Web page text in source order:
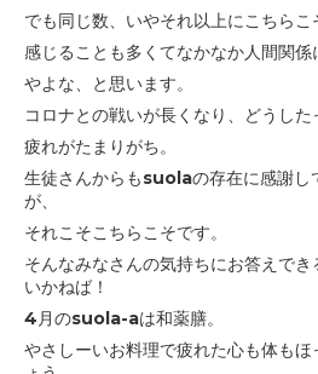
でも同じ数、いやそれ以上にこちらこ
感じることも多くてなかなか人間関係
やよな、と思います。
コロナとの戦いが長くなり、どうし
疲れがたまりがち。
生徒さんからもsuolaの存在に感謝し
が、
それこそこちらこそです。
そんなみなさんの気持ちにお答えで
いかねば！
4月のsuola-aは和薬膳。
やさしーいお料理で疲れた心も体も